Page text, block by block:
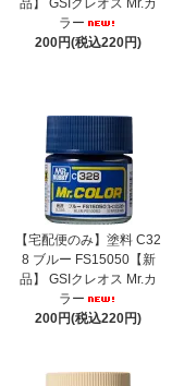
品】 GSIクレオス Mr.カ
ラー
200円(税込220円)
【宅配便のみ】塗料 C32
8 ブルー FS15050【新
品】 GSIクレオス Mr.カ
ラー
200円(税込220円)